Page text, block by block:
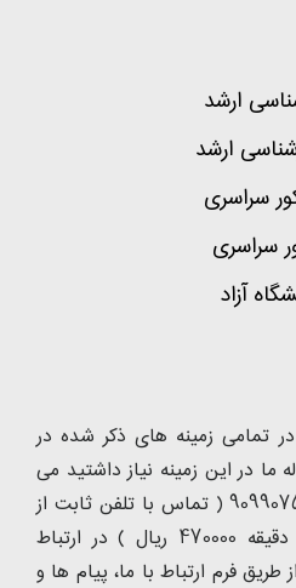
ارشد
ارشد
سراسری
سراسری
آزاد
تمامی زمینه های ذکر شده در
در این زمینه نیاز داشتید می
توانید با شماره تلفن 9099075305 ( تماس با تلفن ثابت از
سراسر کشور و به ازای هر دقیقه 470000 ریال ) در ارتباط
فرم ارتباط با ما، پیام ها و